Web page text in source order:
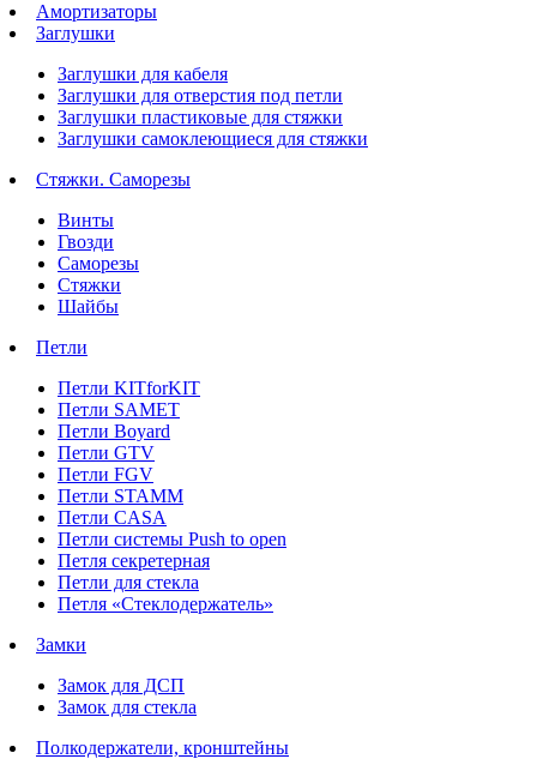
Амортизаторы
Заглушки
Заглушки для кабеля
Заглушки для отверстия под петли
Заглушки пластиковые для стяжки
Заглушки самоклеющиеся для стяжки
Стяжки. Саморезы
Винты
Гвозди
Саморезы
Стяжки
Шайбы
Петли
Петли KITforKIT
Петли SAMET
Петли Boyard
Петли GTV
Петли FGV
Петли STAMM
Петли CASA
Петли системы Push to open
Петля секретерная
Петли для стекла
Петля «Стеклодержатель»
Замки
Замок для ДСП
Замок для стекла
Полкодержатели, кронштейны